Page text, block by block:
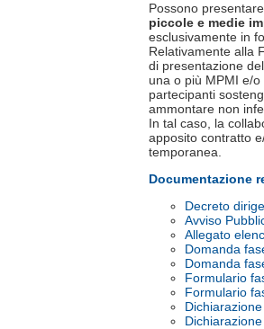
Possono
piccole e medie
esclusivamente in
Relativamente alla
di presentazione
una o più MPMI e/
partecipanti
ammontare non
In tal caso, la
apposito contratto
temporanea.
Documentazione
Decreto
Avviso
Allegato
Domanda
Domanda
Formulario
Formulario